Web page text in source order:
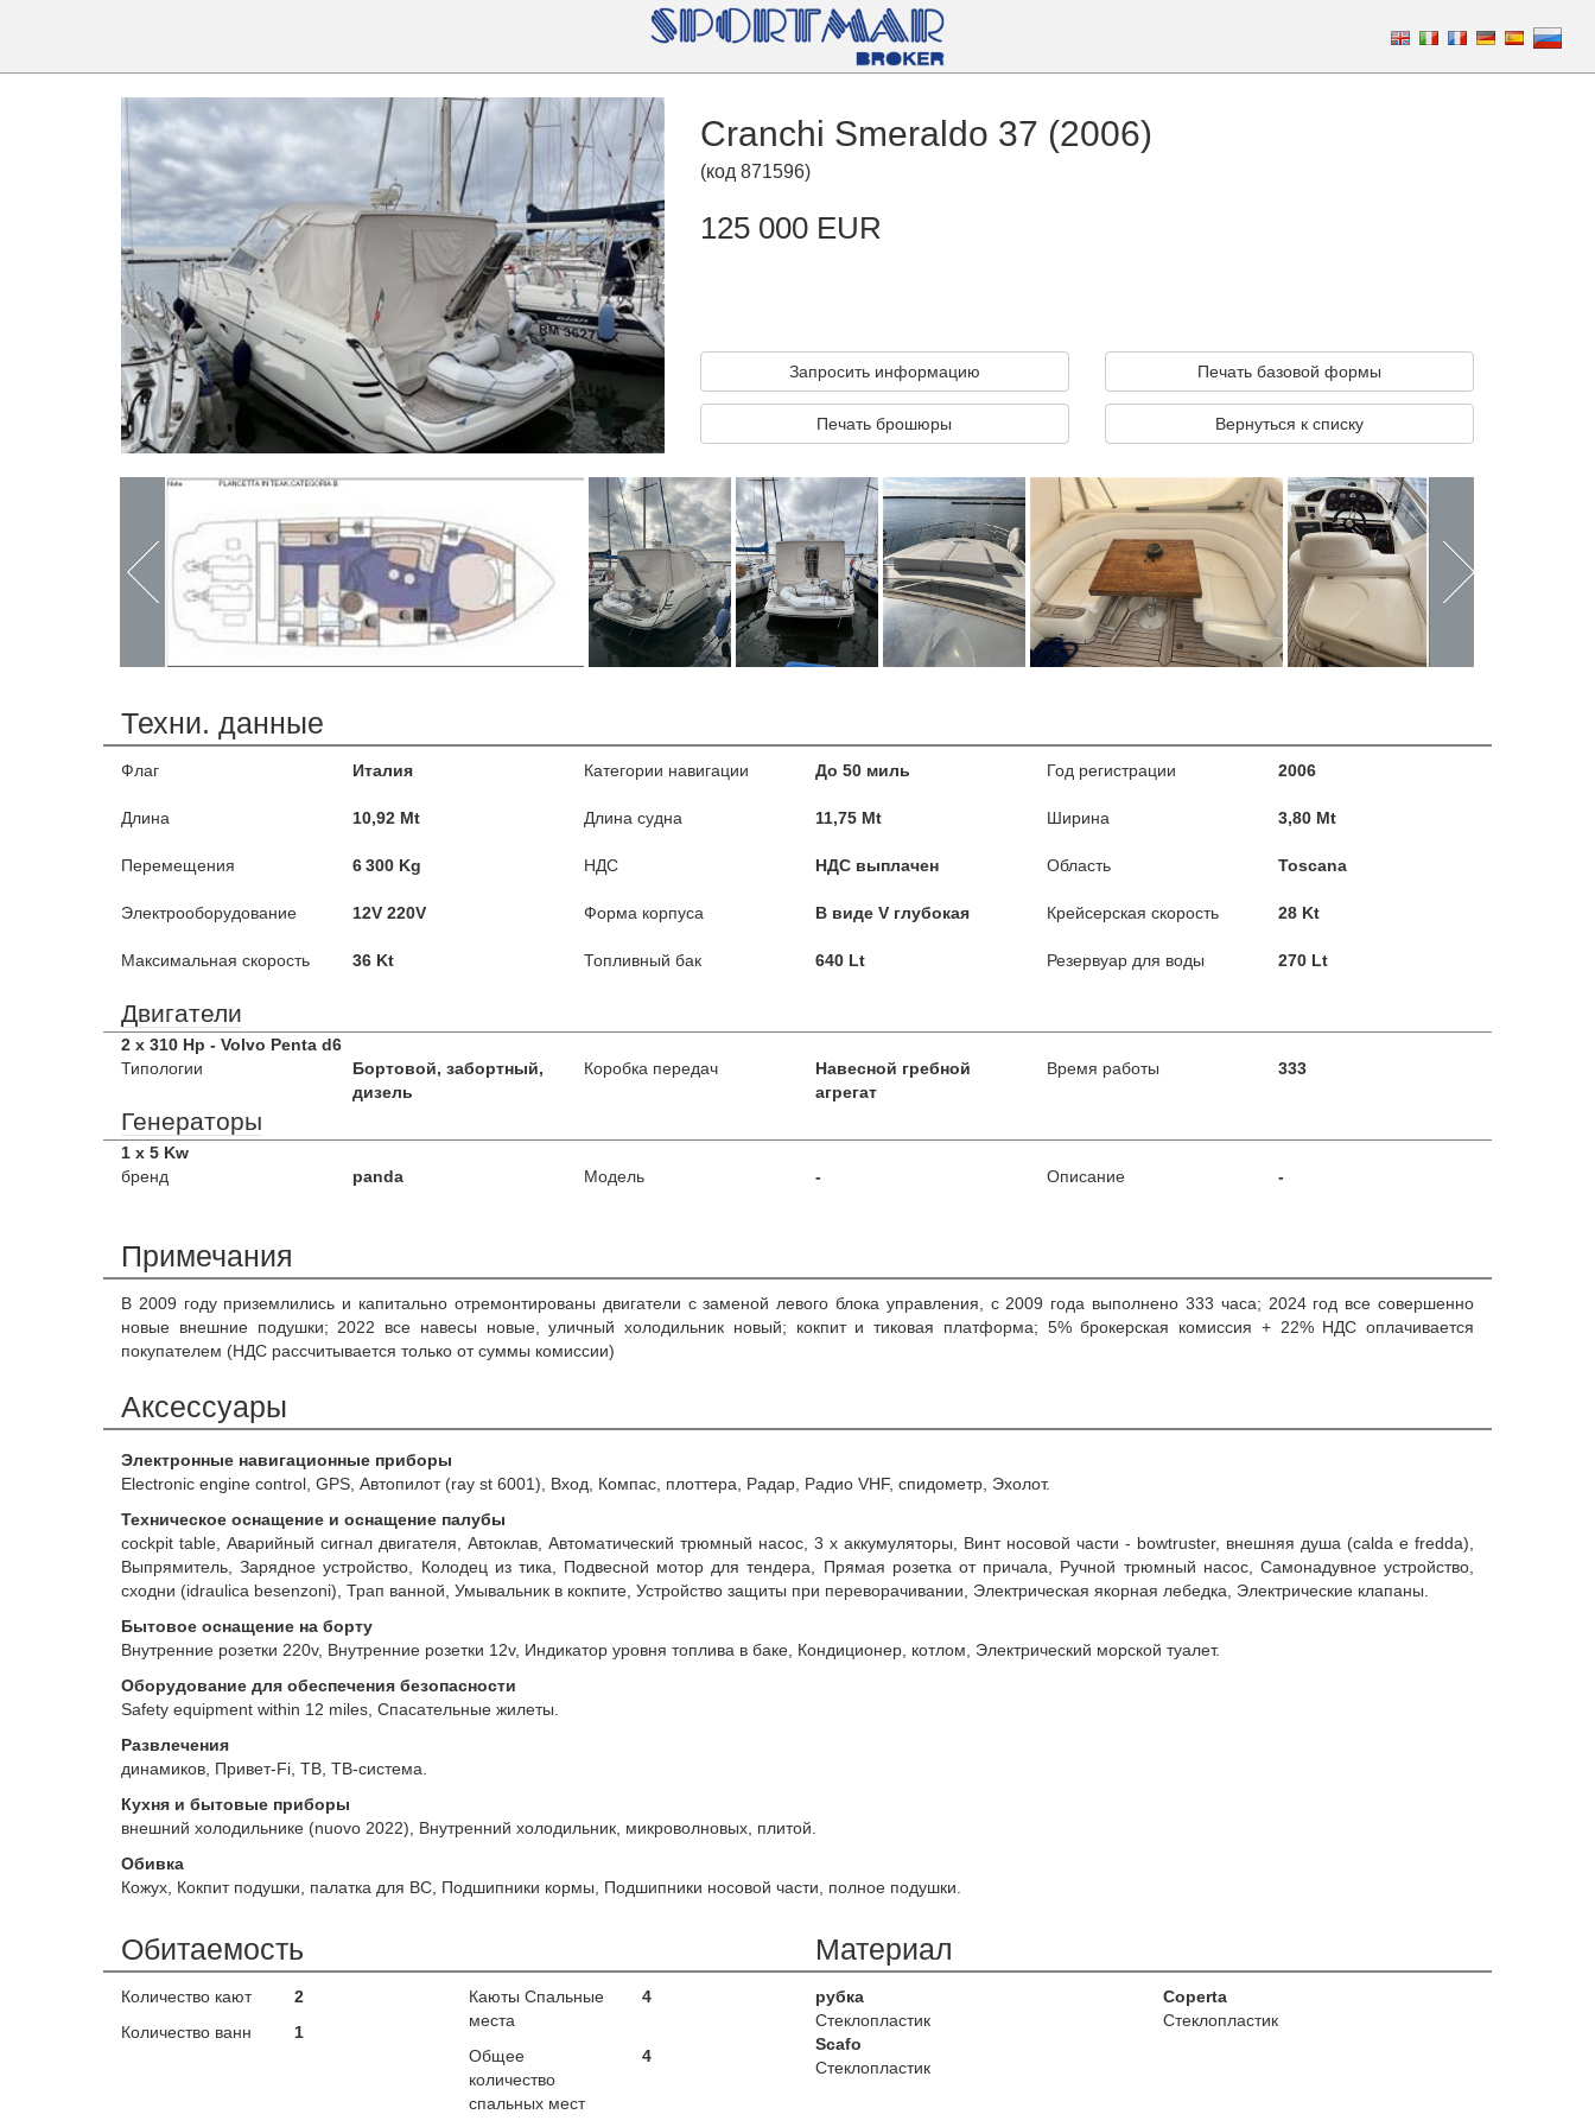
Cranchi Smeraldo 37 (2006)
(код 871596)
125 000 EUR
Запросить информацию Печать базовой формы
Печать брошюры Вернуться к списку
Техни. данные
Флаг Италия Категории навигации До 50 миль Год регистрации 2006
Длина 10,92 Mt Длина судна 11,75 Mt Ширина 3,80 Mt
Перемещения 6 300 Kg НДС НДС выплачен Область Toscana
Электрооборудование 12V 220V Форма корпуса В виде V глубокая Крейсерская скорость 28 Kt
Максимальная скорость 36 Kt Топливный бак 640 Lt Резервуар для воды 270 Lt
Двигатели
2 x 310 Hp - Volvo Penta d6
Типологии
Бортовой, забортный,
дизель
Коробка передач
Навесной гребной
агрегат
Время работы 333
Генераторы
1 x 5 Kw
бренд
panda Модель - Описание -
Примечания
В 2009 году приземлились и капитально отремонтированы двигатели с заменой левого блока управления, с 2009 года выполнено 333 часа; 2024 год все совершенно
новые внешние подушки; 2022 все навесы новые, уличный холодильник новый; кокпит и тиковая платформа; 5% брокерская комиссия + 22% НДС оплачивается
покупателем (НДС рассчитывается только от суммы комиссии)
Аксессуары
Электронные навигационные приборы
Electronic engine control, GPS, Автопилот (ray st 6001), Вход, Компас, плоттера, Радар, Радио VHF, спидометр, Эхолот.
Техническое оснащение и оснащение палубы
cockpit table, Аварийный сигнал двигателя, Автоклав, Автоматический трюмный насос, 3 x аккумуляторы, Винт носовой части - bowtruster, внешняя душа (calda e fredda),
Выпрямитель, Зарядное устройство, Колодец из тика, Подвесной мотор для тендера, Прямая розетка от причала, Ручной трюмный насос, Самонадувное устройство,
сходни (idraulica besenzoni), Трап ванной, Умывальник в кокпите, Устройство защиты при переворачивании, Электрическая якорная лебедка, Электрические клапаны.
Бытовое оснащение на борту
Внутренние розетки 220v, Внутренние розетки 12v, Индикатор уровня топлива в баке, Кондиционер, котлом, Электрический морской туалет.
Оборудование для обеспечения безопасности
Safety equipment within 12 miles, Спасательные жилеты.
Развлечения
динамиков, Привет-Fi, ТВ, ТВ-система.
Кухня и бытовые приборы
внешний холодильнике (nuovo 2022), Внутренний холодильник, микроволновых, плитой.
Обивка
Кожух, Кокпит подушки, палатка для ВС, Подшипники кормы, Подшипники носовой части, полное подушки.
Обитаемость
Количество кают
2
Количество ванн
1
Каюты Спальные
места
4
Общее
количество
спальных мест
4
Материал
рубка
Стеклопластик
Coperta
Стеклопластик
Scafo
Стеклопластик